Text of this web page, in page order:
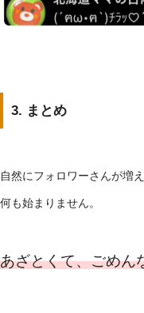
3. まとめ
自然にフォロワーさんが増
何も始まりません。
あざとくて、ごめん